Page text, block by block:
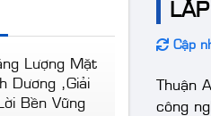
Cập
Thuận
công
Lượng Mặt
Dương ,Giải
Bền Vững